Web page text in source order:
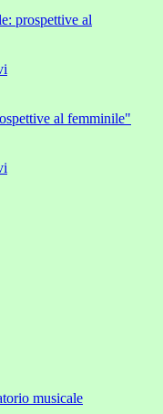
prospettive al
al femminile"
musicale